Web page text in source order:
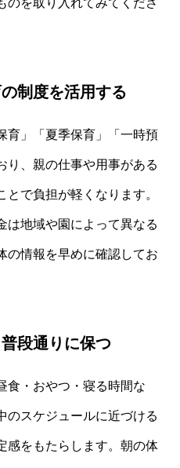
のを取り入れてみてくださ
制度を活用する
育」「夏季保育」「一時預
り、親の仕事や用事がある
で負担が軽くなります。
は地域や園によって異なる
の情報を早めに確認してお
段通りに保つ
食・おやつ・寝る時間な
のスケジュールに近づける
感をもたらします。朝の体